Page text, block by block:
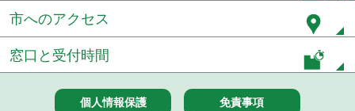
令和４年１１月分
令和４年１０月分
市へのアクセス
窓口と受付時間
個人情報保護 免責事項